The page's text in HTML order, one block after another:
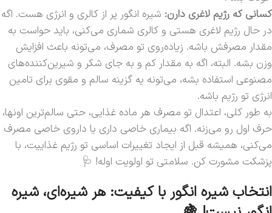
کسانی که رژیم لاغری دارن: شیره انگور پر از کالری و انرژی هست. اگه
در حال رژیم لاغری هستی و کالری شماری می‌کنی، باید حواست به
مقدار مصرفش باشه. زیاده‌روی تو مصرف، می‌تونه باعث افزایش
وزن بشه. البته، اگه به مقدار کم و به جای شکر و شیرین‌کننده‌های
مصنوعی استفاده بشه، می‌تونه یه گزینه سالم و مقوی برای تامین
انرژی تو رژیم باشه.
به طور کلی، اعتدال تو مصرف هر ماده غذایی، حتی سالم‌ترین اونها،
حرف اول رو می‌زنه. اگه بیماری خاصی داری یا داروی خاصی مصرف
می‌کنی، همیشه قبل از ایجاد تغییرات اساسی تو رژیم غذاییت، با
پزشکت مشورت کن. سلامتی تو اولویت اوله! 🩺
انتخاب شیره انگور با کیفیت: هر شیره‌ای، شیره